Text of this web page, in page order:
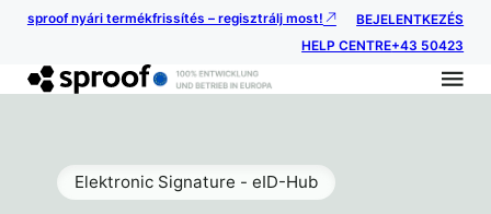
sproof nyári termékfrissítés – regisztrálj most!
BEJELENTKEZÉS
HELP CENTRE+43 50423
Elektronic Signature - eID-Hub